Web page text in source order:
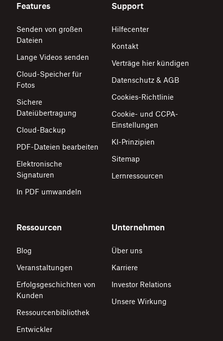
Features
Senden von großen
Dateien
Lange Videos senden
Cloud-Speicher für
Fotos
Sichere
Dateiübertragung
Cloud-Backup
PDF-Dateien bearbeiten
Elektronische
Signaturen
In PDF umwandeln
Support
Hilfecenter
Kontakt
Verträge hier kündigen
Datenschutz & AGB
Cookies-Richtlinie
Cookie- und CCPA-
Einstellungen
KI-Prinzipien
Sitemap
Lernressourcen
Ressourcen
Blog
Veranstaltungen
Erfolgsgeschichten von
Kunden
Ressourcenbibliothek
Entwickler
Unternehmen
Über uns
Karriere
Investor Relations
Unsere Wirkung